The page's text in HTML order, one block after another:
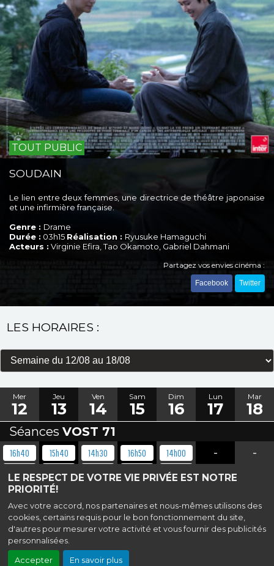
LE RESPECT DE VOTRE VIE PRIVÉE EST NOTRE
PRIORITÉ!
Avec votre accord, nos partenaires et nous-mêmes utilisons des
cookies, certains requis pour le bon fonctionnement du site,
d'autres pour mesurer votre activité et vous fournir des publicités
personnalisées.
Accepter En savoir plus
TOUT PUBLIC
SOUDAIN
Le lien entre deux femmes, une directrice de théâtre japonaise
et une infirmière française.
Genre : Drame
Durée : 03h15 Réalisation : Ryusuke Hamaguchi
Acteurs : Virginie Efira, Tao Okamoto, Gabriel Dahmani
Partagez vos envies cinéma :
Facebook Twitter
LES HORAIRES :
Mer
12
Jeu
13
Ven
14
Sam
15
Dim
16
Lun
17
Mar
18
Séances VOST 71
16h40
19h30
15h40
19h30
14h30
17h30
16h50
19h45
14h00
19h30
- -
Haut de page
Cinéma public de Saint-Denis,14 Passage de l'Aqueduc, 93200 Saint-
Mentions légales|Contact